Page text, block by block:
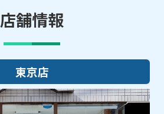
店舗情報
大阪店